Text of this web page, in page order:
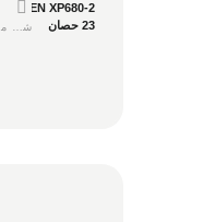
ZONSEN XP680-2
23 حصان